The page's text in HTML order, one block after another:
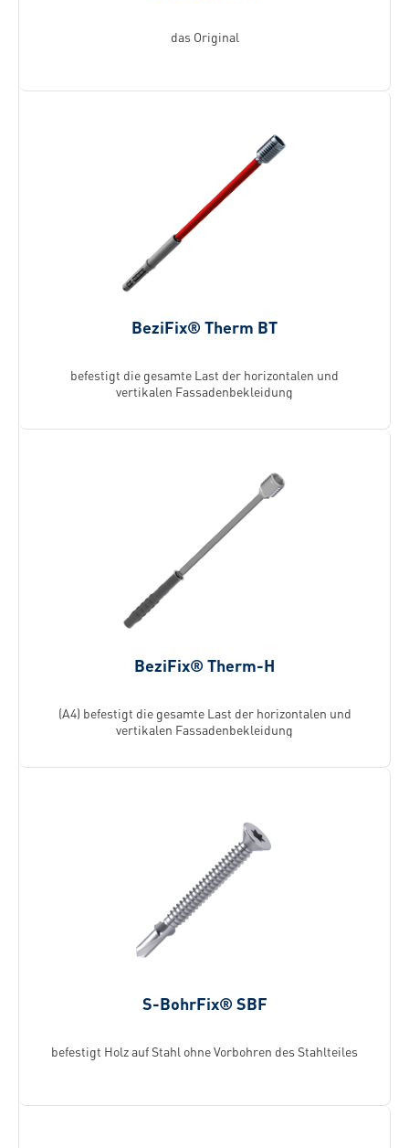
das Original
BeziFix® Therm BT
befestigt die gesamte Last der horizontalen und
vertikalen Fassadenbekleidung
BeziFix® Therm-H
(A4) befestigt die gesamte Last der horizontalen und
vertikalen Fassadenbekleidung
S-BohrFix® SBF
befestigt Holz auf Stahl ohne Vorbohren des Stahlteiles